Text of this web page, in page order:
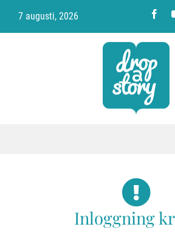
innehållet
7 augusti, 2026
OM SKRIVARKLUBBEN
Inloggning